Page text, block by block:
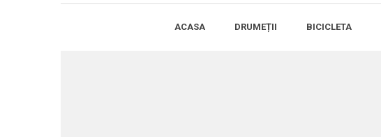
ACASA DRUMEȚII BICICLETA